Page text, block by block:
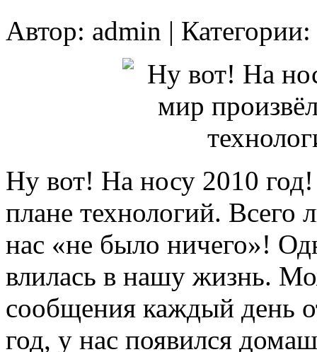
Автор: admin | Категории:
Ну вот! На носу 2010
плане технологий. Всего
нас «не было ничего»!
влилась в нашу жизнь.
сообщения каждый день
год, у нас появился